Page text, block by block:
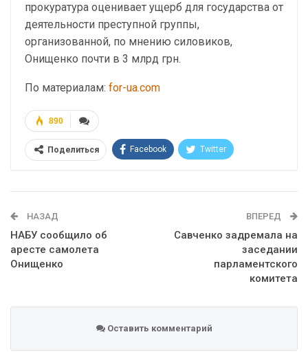
прокуратура оценивает ущерб для государства от
деятельности преступной группы,
организованной, по мнению силовиков,
Онищенко почти в 3 млрд грн.
По материалам: for-ua.com
890
Поделиться Facebook Twitter
НАЗАД
НАБУ сообщило об
аресте самолета
Онищенко
ВПЕРЕД
Савченко задремала на
заседании
парламентского
комитета
Оставить комментарий